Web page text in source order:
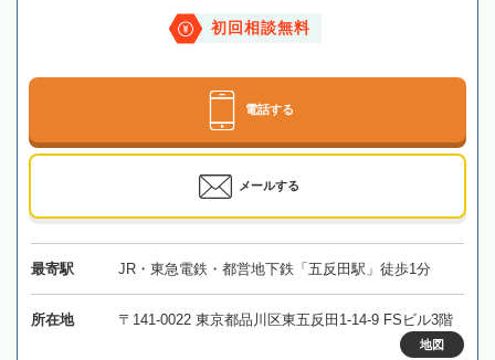
初回相談無料
電話する
メールする
最寄駅 JR・東急電鉄・都営地下鉄「五反田駅」徒歩1分
所在地 〒141-0022 東京都品川区東五反田1-14-9 FSビル3階
地図